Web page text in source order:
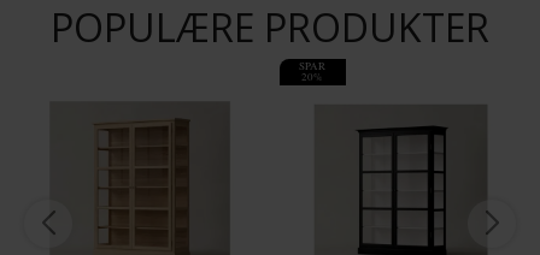
POPULÆRE PRODUKTER
SPAR
20%